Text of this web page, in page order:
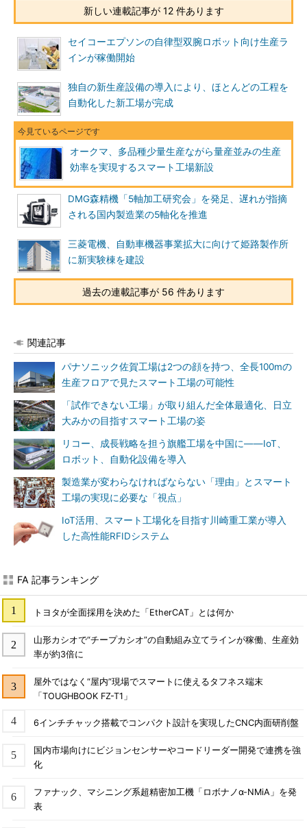
新しい連載記事が 12 件あります
セイコーエプソンの自律型双腕ロボット向け生産ラ
インが稼働開始
独自の新生産設備の導入により、ほとんどの工程を
自動化した新工場が完成
オークマ、多品種少量生産ながら量産並みの生産
効率を実現するスマート工場新設
DMG森精機「5軸加工研究会」を発足、遅れが指摘
される国内製造業の5軸化を推進
三菱電機、自動車機器事業拡大に向けて姫路製作所
に新実験棟を建設
過去の連載記事が 56 件あります
関連記事
パナソニック佐賀工場は2つの顔を持つ、全長100mの
生産フロアで見たスマート工場の可能性
「試作できない工場」が取り組んだ全体最適化、日立
大みかの目指すスマート工場の姿
リコー、成長戦略を担う旗艦工場を中国に――IoT、
ロボット、自動化設備を導入
製造業が変わらなければならない「理由」とスマート
工場の実現に必要な「視点」
IoT活用、スマート工場化を目指す川崎重工業が導入
した高性能RFIDシステム
FA 記事ランキング
トヨタが全面採用を決めた「EtherCAT」とは何か
山形カシオで“チープカシオ”の自動組み立てラインが稼働、生産効
率が約3倍に
屋外ではなく“屋内”現場でスマートに使えるタフネス端末
「TOUGHBOOK FZ-T1」
6インチチャック搭載でコンパクト設計を実現したCNC内面研削盤
国内市場向けにビジョンセンサーやコードリーダー開発で連携を強
化
ファナック、マシニング系超精密加工機「ロボナノα-NMiA」を発
表